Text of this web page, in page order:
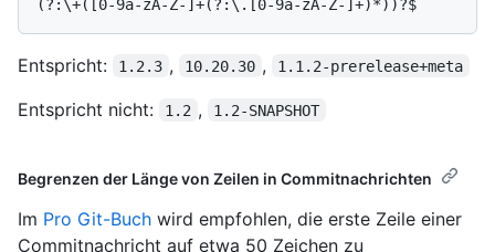
Entspricht: 1.2.3 , 10.20.30 , 1.1.2-prerelease+meta
Entspricht nicht: 1.2 , 1.2-SNAPSHOT
Begrenzen der Länge von Zeilen in Commitnachrichten
Im Pro Git-Buch wird empfohlen, die erste Zeile einer
Commitnachricht auf etwa 50 Zeichen zu